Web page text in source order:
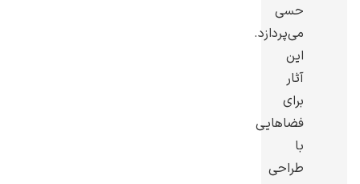
حسی
می‌پردازد.
این
آثار
برای
فضاهایی
با
طراحی